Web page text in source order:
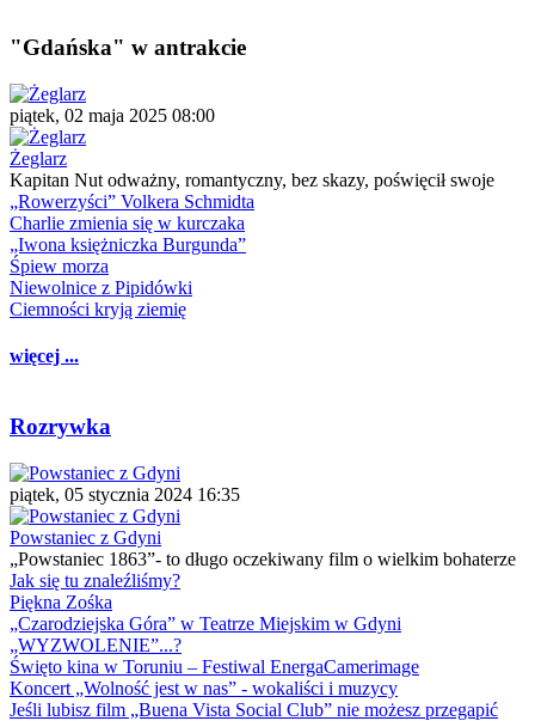
"Gdańska" w antrakcie
piątek, 02 maja 2025 08:00
Żeglarz
Kapitan Nut odważny, romantyczny, bez skazy, poświęcił swoje
„Rowerzyści” Volkera Schmidta
Charlie zmienia się w kurczaka
„Iwona księżniczka Burgunda”
Śpiew morza
Niewolnice z Pipidówki
Ciemności kryją ziemię
więcej ...
Rozrywka
piątek, 05 stycznia 2024 16:35
Powstaniec z Gdyni
„Powstaniec 1863”- to długo oczekiwany film o wielkim bohaterze
Jak się tu znaleźliśmy?
Piękna Zośka
„Czarodziejska Góra” w Teatrze Miejskim w Gdyni
„WYZWOLENIE”...?
Święto kina w Toruniu – Festiwal EnergaCamerimage
Koncert „Wolność jest w nas” - wokaliści i muzycy
Jeśli lubisz film „Buena Vista Social Club” nie możesz przegapić